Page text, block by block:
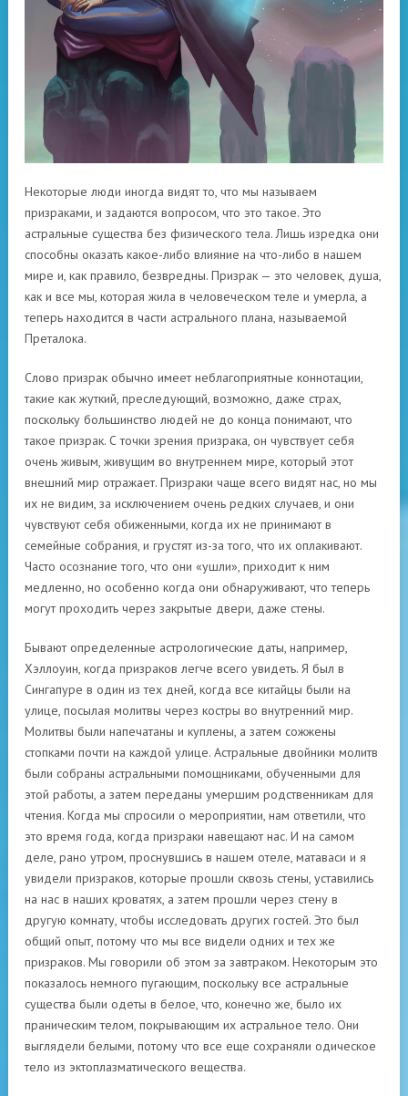
Некоторые люди иногда видят то, что мы называем
призраками, и задаются вопросом, что это такое. Это
астральные существа без физического тела. Лишь изредка они
способны оказать какое-либо влияние на что-либо в нашем
мире и, как правило, безвредны. Призрак — это человек, душа,
как и все мы, которая жила в человеческом теле и умерла, а
теперь находится в части астрального плана, называемой
Преталока.
Слово призрак обычно имеет неблагоприятные коннотации,
такие как жуткий, преследующий, возможно, даже страх,
поскольку большинство людей не до конца понимают, что
такое призрак. С точки зрения призрака, он чувствует себя
очень живым, живущим во внутреннем мире, который этот
внешний мир отражает. Призраки чаще всего видят нас, но мы
их не видим, за исключением очень редких случаев, и они
чувствуют себя обиженными, когда их не принимают в
семейные собрания, и грустят из-за того, что их оплакивают.
Часто осознание того, что они «ушли», приходит к ним
медленно, но особенно когда они обнаруживают, что теперь
могут проходить через закрытые двери, даже стены.
Бывают определенные астрологические даты, например,
Хэллоуин, когда призраков легче всего увидеть. Я был в
Сингапуре в один из тех дней, когда все китайцы были на
улице, посылая молитвы через костры во внутренний мир.
Молитвы были напечатаны и куплены, а затем сожжены
стопками почти на каждой улице. Астральные двойники молитв
были собраны астральными помощниками, обученными для
этой работы, а затем переданы умершим родственникам для
чтения. Когда мы спросили о мероприятии, нам ответили, что
это время года, когда призраки навещают нас. И на самом
деле, рано утром, проснувшись в нашем отеле, матаваси и я
увидели призраков, которые прошли сквозь стены, уставились
на нас в наших кроватях, а затем прошли через стену в
другую комнату, чтобы исследовать других гостей. Это был
общий опыт, потому что мы все видели одних и тех же
призраков. Мы говорили об этом за завтраком. Некоторым это
показалось немного пугающим, поскольку все астральные
существа были одеты в белое, что, конечно же, было их
праническим телом, покрывающим их астральное тело. Они
выглядели белыми, потому что все еще сохраняли одическое
тело из эктоплазматического вещества.